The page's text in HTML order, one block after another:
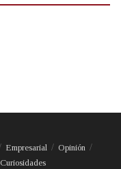
Empresarial
Opinión
Curiosidades